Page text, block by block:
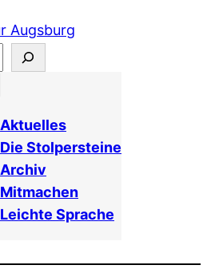
Aktuelles
Die Stolpersteine
Archiv
Mitmachen
Leichte Sprache